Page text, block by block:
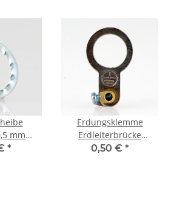
mm
*
Erdungsklemme
Erdleiterbrücke
Ringöse mit Erdklemme
0,50 € *